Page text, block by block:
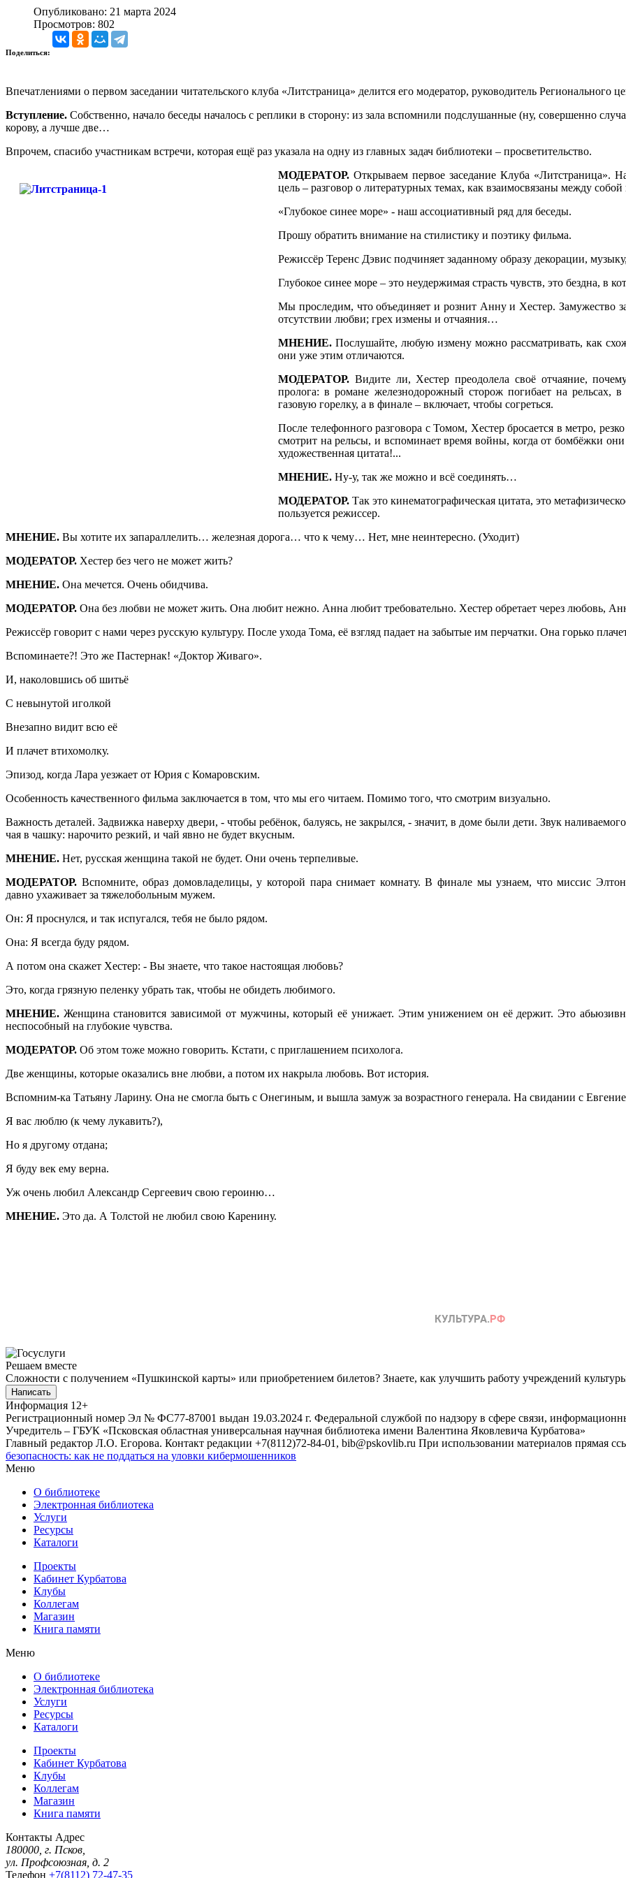
Опубликовано: 21 марта 2024
Просмотров: 802
Поделиться:
Впечатлениями о первом заседании читательского клуба «Литстраница» делится его модератор, руководитель Регионального
Вступление. Собственно, начало беседы началось с реплики в сторону: из зала вспомнили подслушанные (ну, совершенно
корову, а лучше две…
Впрочем, спасибо участникам встречи, которая ещё раз указала на одну из главных задач библиотеки – просветительство.
МОДЕРАТОР. Открываем первое заседание Клуба «Литстраница».
цель – разговор о литературных темах, как взаимосвязаны между
«Глубокое синее море» - наш ассоциативный ряд для беседы.
Прошу обратить внимание на стилистику и поэтику фильма.
Режиссёр Теренс Дэвис подчиняет заданному образу декорации,
Глубокое синее море – это неудержимая страсть чувств, это бездна, в
Мы проследим, что объединяет и рознит Анну и Хестер. Замужество
отсутствии любви; грех измены и отчаяния…
МНЕНИЕ. Послушайте, любую измену можно рассматривать, как
они уже этим отличаются.
МОДЕРАТОР. Видите ли, Хестер преодолела своё отчаяние,
пролога: в романе железнодорожный сторож погибает на
газовую горелку, а в финале – включает, чтобы согреться.
После телефонного разговора с Томом, Хестер бросается в метро,
смотрит на рельсы, и вспоминает время войны, когда от бомбёжки
художественная цитата!...
МНЕНИЕ. Ну-у, так же можно и всё соединять…
МОДЕРАТОР. Так это кинематографическая цитата, это
пользуется режиссер.
МНЕНИЕ. Вы хотите их запараллелить… железная дорога… что к чему… Нет, мне неинтересно. (Уходит)
МОДЕРАТОР. Хестер без чего не может жить?
МНЕНИЕ. Она мечется. Очень обидчива.
МОДЕРАТОР. Она без любви не может жить. Она любит нежно. Анна любит требовательно. Хестер обретает через любовь,
Режиссёр говорит с нами через русскую культуру. После ухода Тома, её взгляд падает на забытые им перчатки. Она горько
Вспоминаете?! Это же Пастернак! «Доктор Живаго».
И, наколовшись об шитьё
С невынутой иголкой
Внезапно видит всю её
И плачет втихомолку.
Эпизод, когда Лара уезжает от Юрия с Комаровским.
Особенность качественного фильма заключается в том, что мы его читаем. Помимо того, что смотрим визуально.
Важность деталей. Задвижка наверху двери, - чтобы ребёнок, балуясь, не закрылся, - значит, в доме были дети. Звук наливаемого
чая в чашку: нарочито резкий, и чай явно не будет вкусным.
МНЕНИЕ. Нет, русская женщина такой не будет. Они очень терпеливые.
МОДЕРАТОР. Вспомните, образ домовладелицы, у которой пара снимает комнату. В финале мы узнаем, что миссис Элтон
давно ухаживает за тяжелобольным мужем.
Он: Я проснулся, и так испугался, тебя не было рядом.
Она: Я всегда буду рядом.
А потом она скажет Хестер: - Вы знаете, что такое настоящая любовь?
Это, когда грязную пеленку убрать так, чтобы не обидеть любимого.
МНЕНИЕ. Женщина становится зависимой от мужчины, который её унижает. Этим унижением он её держит. Это
неспособный на глубокие чувства.
МОДЕРАТОР. Об этом тоже можно говорить. Кстати, с приглашением психолога.
Две женщины, которые оказались вне любви, а потом их накрыла любовь. Вот история.
Вспомним-ка Татьяну Ларину. Она не смогла быть с Онегиным, и вышла замуж за возрастного генерала. На свидании с
Я вас люблю (к чему лукавить?),
Но я другому отдана;
Я буду век ему верна.
Уж очень любил Александр Сергеевич свою героиню…
МНЕНИЕ. Это да. А Толстой не любил свою Каренину.
Решаем вместе
Сложности с получением «Пушкинской карты» или приобретением билетов? Знаете, как улучшить работу учреждений
Написать
Информация 12+
Регистрационный номер Эл № ФС77-87001 выдан 19.03.2024 г. Федеральной службой по надзору в сфере связи,
Учредитель – ГБУК «Псковская областная универсальная научная библиотека имени Валентина Яковлевича Курбатова»
Главный редактор Л.О. Егорова. Контакт редакции +7(8112)72-84-01, bib@pskovlib.ru При использовании материалов прямая
безопасность: как не поддаться на уловки кибермошенников
Меню
О библиотеке
Электронная библиотека
Услуги
Ресурсы
Каталоги
Проекты
Кабинет Курбатова
Клубы
Коллегам
Магазин
Книга памяти
Меню
О библиотеке
Электронная библиотека
Услуги
Ресурсы
Каталоги
Проекты
Кабинет Курбатова
Клубы
Коллегам
Магазин
Книга памяти
Контакты Адрес
180000, г. Псков,
ул. Профсоюзная, д. 2
Телефон +7(8112) 72-47-35